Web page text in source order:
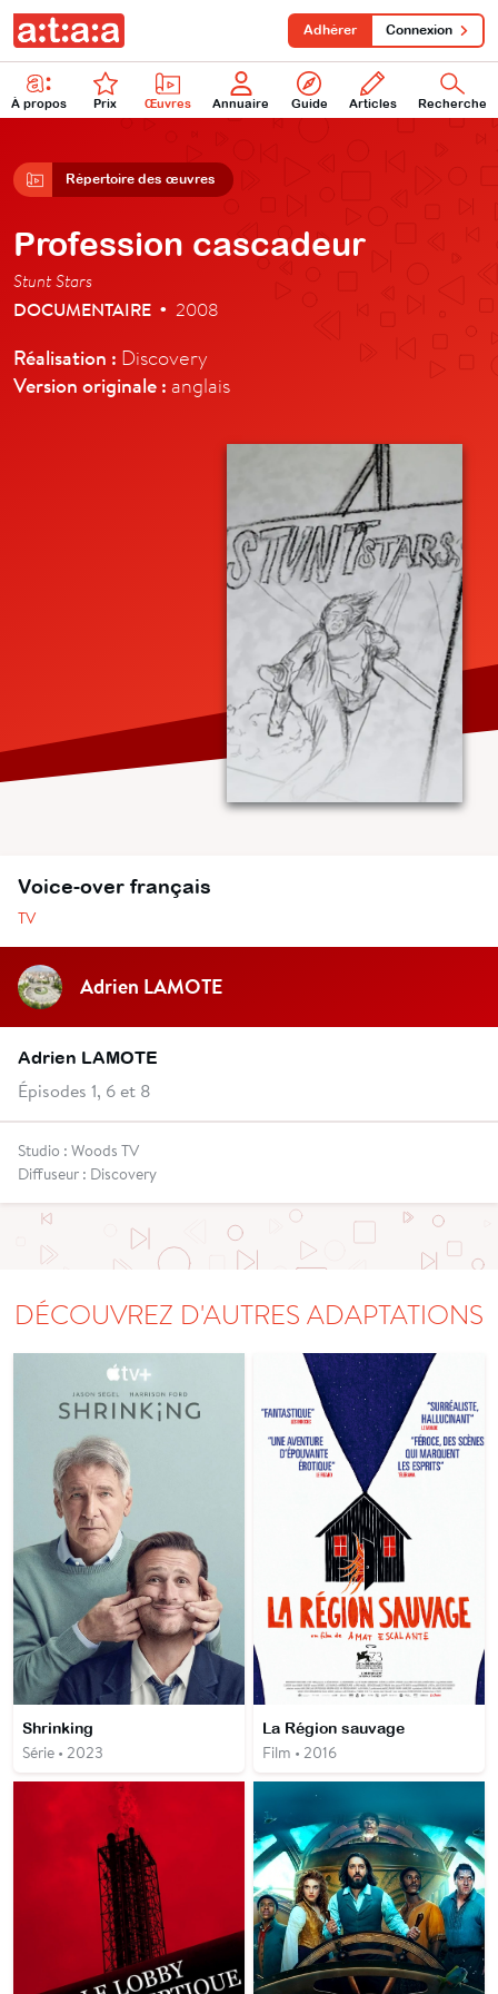
À propos Prix Œuvres Annuaire Guide Articles Recherche
Adhérer Connexion
Répertoire des œuvres
Profession cascadeur
Stunt Stars
DOCUMENTAIRE • 2008
Réalisation : Discovery
Version originale : anglais
Voice-over français
TV
Adrien LAMOTE
Adrien LAMOTE
Épisodes 1, 6 et 8
Studio : Woods TV
Diffuseur : Discovery
DÉCOUVREZ D'AUTRES ADAPTATIONS
Shrinking
Série • 2023
La Région sauvage
Film • 2016